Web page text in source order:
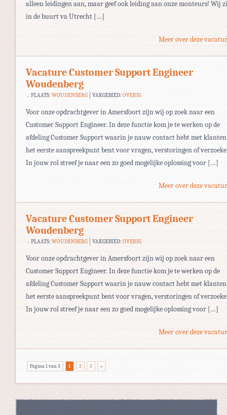
alleen leidingen aan, maar geef ook leiding aan onze monteurs! Wij
in de buurt va Utrecht […]
Meer over deze
Vacature Customer Support Engineer
Woudenberg
PLAATS: WOUDENBERG VAKGEBIED:OVERIG
Voor onze opdrachtgever in Amersfoort zijn wij op zoek naar een
Customer Support Engineer. In deze functie kom je te werken op de
afdeling Customer Support waarin je nauw contact hebt met
het eerste aanspreekpunt bent voor vragen, verstoringen of
In jouw rol streef je naar een zo goed mogelijke oplossing voor […]
Meer over deze
Vacature Customer Support Engineer
Woudenberg
PLAATS: WOUDENBERG VAKGEBIED:OVERIG
Voor onze opdrachtgever in Amersfoort zijn wij op zoek naar een
Customer Support Engineer. In deze functie kom je te werken op de
afdeling Customer Support waarin je nauw contact hebt met
het eerste aanspreekpunt bent voor vragen, verstoringen of
In jouw rol streef je naar een zo goed mogelijke oplossing voor […]
Meer over deze
Pagina 1 van 3 1 2 3 »